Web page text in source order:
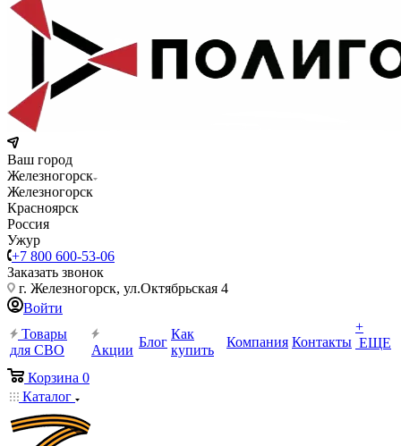
Ваш город
Железногорск
Железногорск
Красноярск
Россия
Ужур
+7 800 600-53-06
Заказать звонок
г. Железногорск, ул.Октябрьская 4
Войти
Товары
для СВО
Акции
Блог
Как
купить
Компания Контакты
+
ЕЩЕ
Корзина 0
Каталог